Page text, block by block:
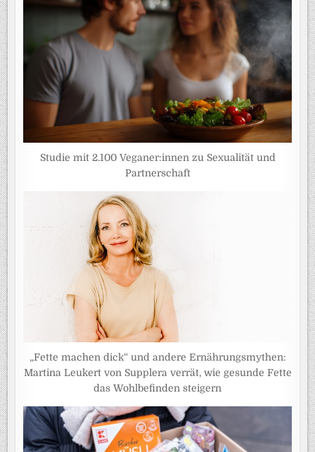
Studie mit 2.100 Veganer:innen zu Sexualität und
Partnerschaft
„Fette machen dick“ und andere Ernährungsmythen:
Martina Leukert von Supplera verrät, wie gesunde Fette
das Wohlbefinden steigern